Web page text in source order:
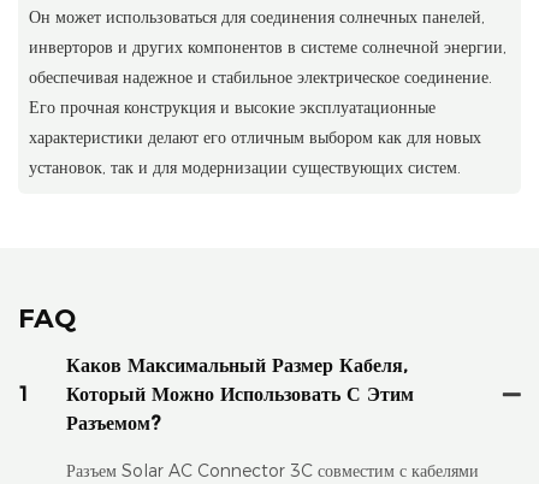
Он может использоваться для соединения солнечных панелей,
инверторов и других компонентов в системе солнечной энергии,
обеспечивая надежное и стабильное электрическое соединение.
Его прочная конструкция и высокие эксплуатационные
характеристики делают его отличным выбором как для новых
установок, так и для модернизации существующих систем.
FAQ
1
Каков Максимальный Размер Кабеля,
Который Можно Использовать С Этим
Разъемом?
Разъем Solar AC Connector 3C совместим с кабелями